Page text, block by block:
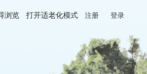
浏览 打开适老化模式 注册 登录